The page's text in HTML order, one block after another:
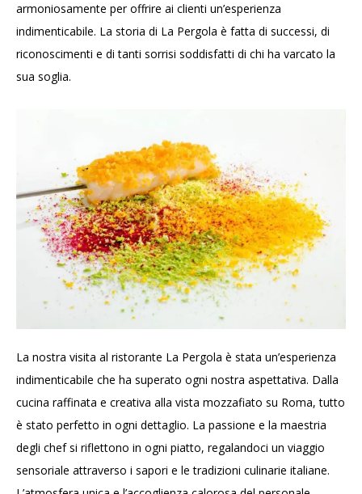
armoniosamente per offrire ai clienti un’esperienza
indimenticabile. La storia di La Pergola è fatta di successi, di
riconoscimenti e di tanti sorrisi soddisfatti di chi ha varcato la
sua soglia.
La nostra visita al ristorante La Pergola è stata un’esperienza
indimenticabile che ha superato ogni nostra aspettativa. Dalla
cucina raffinata e creativa alla vista mozzafiato su Roma, tutto
è stato perfetto in ogni dettaglio. La passione e la maestria
degli chef si riflettono in ogni piatto, regalandoci un viaggio
sensoriale attraverso i sapori e le tradizioni culinarie italiane.